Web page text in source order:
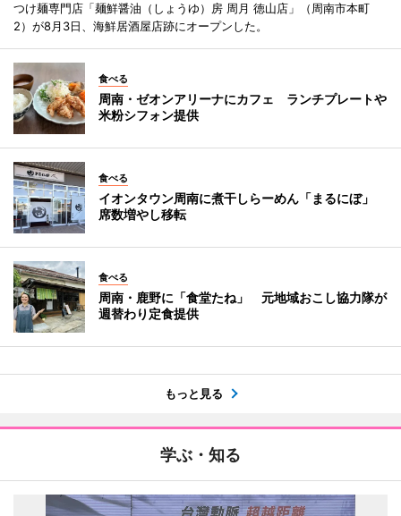
つけ麺専門店「麺鮮醤油（しょうゆ）房 周月 徳山店」（周南市本町
2）が8月3日、海鮮居酒屋店跡にオープンした。
食べる
周南・ゼオンアリーナにカフェ ランチプレートや
米粉シフォン提供
食べる
イオンタウン周南に煮干しらーめん「まるにぼ」
席数増やし移転
食べる
周南・鹿野に「食堂たね」 元地域おこし協力隊が
週替わり定食提供
もっと見る
学ぶ・知る